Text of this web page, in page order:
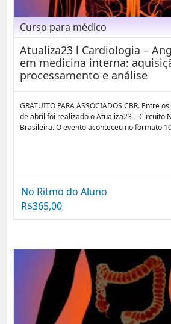
Curso para médico
Atualiza23 l Cardiologia –
em medicina interna:
processamento e análise
GRATUITO PARA ASSOCIADOS CBR. Entre
de abril foi realizado o Atualiza23 – Circuito
Brasileira. O evento aconteceu no formato
No Ritmo do Aluno
R$365,00